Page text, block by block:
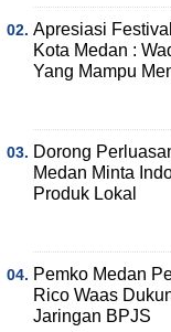
Apresiasi
Kota Medan :
Yang Mampu
Dorong
Medan Minta
Produk Lokal
Pemko Medan
Rico Waas
Jaringan BPJS